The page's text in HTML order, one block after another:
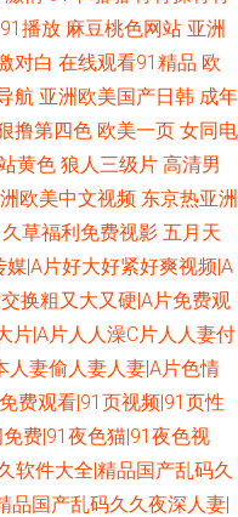
91播放 麻豆桃色网站 亚洲
对白 在线观看91精品 欧
航 亚洲欧美国产日韩 成年
撸第四色 欧美一页 女同电
黄色 狼人三级片 高清男
欧美中文视频 东京热亚洲
久草福利免费视影 五月天
|A片好大好紧好爽视频|A
换粗又大又硬|A片免费观
片|A片人人澡C片人人妻付
人妻偷人妻人妻|A片色情
费观看|91页视频|91页性
费|91夜色猫|91夜色视
软件大全|精品国产乱码久
品国产乱码久久夜深人妻|